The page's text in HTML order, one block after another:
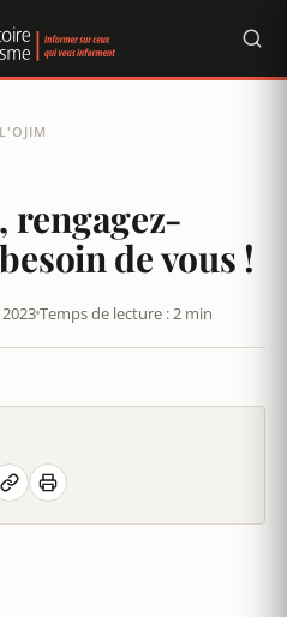
rengagez-
de vous !
Temps de lecture : 2 min